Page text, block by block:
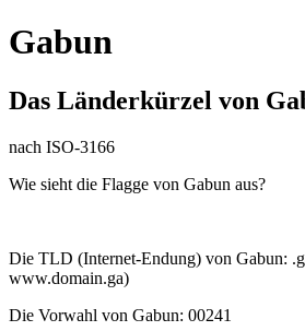
Gabun
Das Länderkürzel von
nach ISO-3166
Wie sieht die Flagge von Gabun aus?
Die TLD (Internet-Endung) von Gabun:
www.domain.ga)
Die Vorwahl von Gabun: 00241